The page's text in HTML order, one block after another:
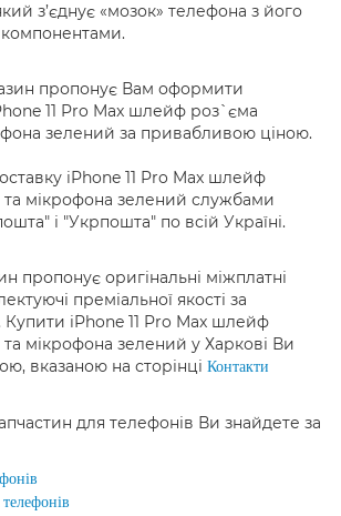
з’єднує «мозок» телефона з його
пропонує Вам оформити
11 Pro Max шлейф роз`єма
зелений за привабливою ціною.
iPhone 11 Pro Max шлейф
мікрофона зелений службами
і "Укрпошта" по всій Україні.
пропонує оригінальні міжплатні
преміальної якості за
iPhone 11 Pro Max шлейф
мікрофона зелений у Харкові Ви
вказаною на сторінці Контакти
для телефонів Ви знайдете за